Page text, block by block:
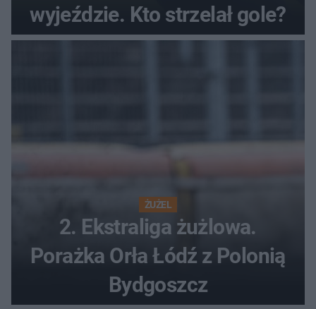
wyjeździe. Kto strzelał gole?
ŻUŻEL
2. Ekstraliga żużlowa.
Porażka Orła Łódź z Polonią
Bydgoszcz